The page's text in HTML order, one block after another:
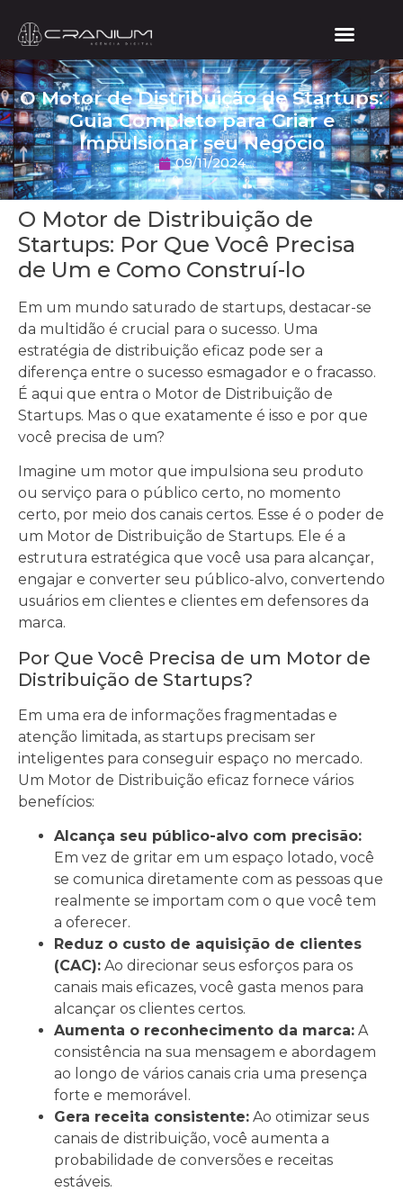
O Motor de Distribuição de Startups:
Guia Completo para Criar e
Impulsionar seu Negócio
09/11/2024
O Motor de Distribuição de
Startups: Por Que Você Precisa
de Um e Como Construí-lo
Em um mundo saturado de startups, destacar-se
da multidão é crucial para o sucesso. Uma
estratégia de distribuição eficaz pode ser a
diferença entre o sucesso esmagador e o fracasso.
É aqui que entra o Motor de Distribuição de
Startups. Mas o que exatamente é isso e por que
você precisa de um?
Imagine um motor que impulsiona seu produto
ou serviço para o público certo, no momento
certo, por meio dos canais certos. Esse é o poder de
um Motor de Distribuição de Startups. Ele é a
estrutura estratégica que você usa para alcançar,
engajar e converter seu público-alvo, convertendo
usuários em clientes e clientes em defensores da
marca.
Por Que Você Precisa de um Motor de
Distribuição de Startups?
Em uma era de informações fragmentadas e
atenção limitada, as startups precisam ser
inteligentes para conseguir espaço no mercado.
Um Motor de Distribuição eficaz fornece vários
benefícios:
Alcança seu público-alvo com precisão:
Em vez de gritar em um espaço lotado, você
se comunica diretamente com as pessoas que
realmente se importam com o que você tem
a oferecer.
Reduz o custo de aquisição de clientes
(CAC): Ao direcionar seus esforços para os
canais mais eficazes, você gasta menos para
alcançar os clientes certos.
Aumenta o reconhecimento da marca: A
consistência na sua mensagem e abordagem
ao longo de vários canais cria uma presença
forte e memorável.
Gera receita consistente: Ao otimizar seus
canais de distribuição, você aumenta a
probabilidade de conversões e receitas
estáveis.